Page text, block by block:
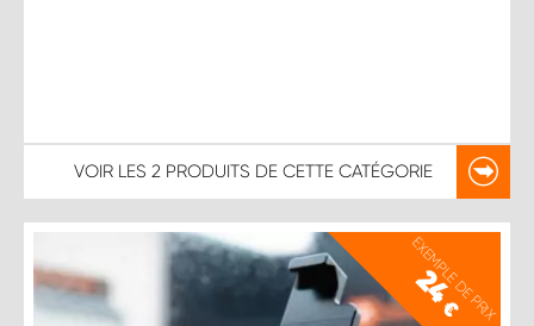
VOIR LES 2 PRODUITS DE CETTE CATÉGORIE
EXEMPLE DE PRIX
24
€